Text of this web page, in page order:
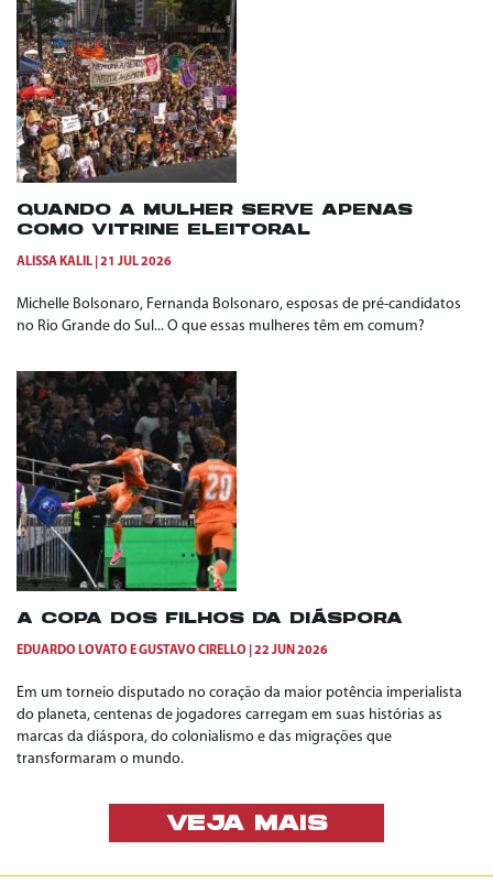
QUANDO A MULHER SERVE APENAS
COMO VITRINE ELEITORAL
ALISSA KALIL 21 JUL 2026
Michelle Bolsonaro, Fernanda Bolsonaro, esposas de pré-candidatos
no Rio Grande do Sul... O que essas mulheres têm em comum?
A COPA DOS FILHOS DA DIÁSPORA
EDUARDO LOVATO EGUSTAVO CIRELLO 22 JUN 2026
Em um torneio disputado no coração da maior potência imperialista
do planeta, centenas de jogadores carregam em suas histórias as
marcas da diáspora, do colonialismo e das migrações que
transformaram o mundo.
VEJA MAIS